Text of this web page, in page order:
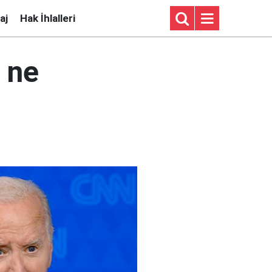
Hak İhlalleri